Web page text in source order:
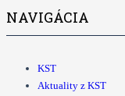
NAVIGÁCIA
KST
Aktuality z KST